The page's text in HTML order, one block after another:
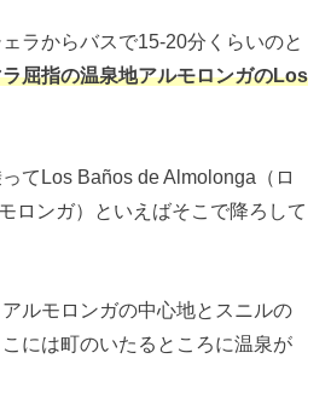
ラからバスで15-20分くらいのと
屈指の温泉地アルモロンガのLos
てLos Bañosde Almolonga （ロ
ロンガ）といえばそこで降ろして
ルモロンガの中心地とスニルの
には町のいたるところに温泉が